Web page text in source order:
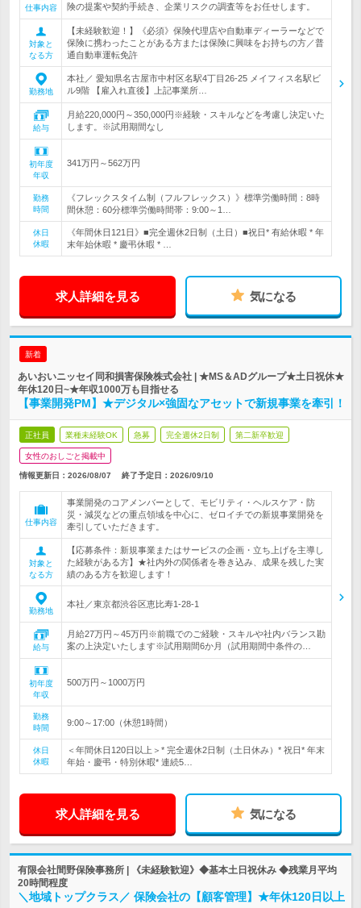
仕事内容
険の提案や契約手続き、企業リスクの調査等をお任せします。
対象と
なる方
【未経験歓迎！】《必須》保険代理店や自動車ディーラーなどで
保険に携わったことがある方または保険に興味をお持ちの方／普
通自動車運転免許
勤務地
本社／ 愛知県名古屋市中村区名駅4丁目26-25 メイフィス名駅ビ
ル9階 【雇入れ直後】上記事業所…
給与
月給220,000円～350,000円※経験・スキルなどを考慮し決定いた
します。※試用期間なし
初年度
年収
341万円～562万円
勤務
時間
《フレックスタイム制（フルフレックス）》標準労働時間：8時
間休憩：60分標準労働時間帯：9:00～1…
休日
休暇
《年間休日121日》■完全週休2日制（土日）■祝日* 有給休暇 * 年
末年始休暇 * 慶弔休暇 * …
求人詳細を見る 気になる
新着
あいおいニッセイ同和損害保険株式会社 | ★MS＆ADグループ★土日祝休★
年休120日~★年収1000万も目指せる
【事業開発PM】★デジタル×強固なアセットで新規事業を牽引！
正社員 業種未経験OK 急募 完全週休2日制 第二新卒歓迎
女性のおしごと掲載中
情報更新日：2026/08/07 終了予定日： 2026/09/10
仕事内容
事業開発のコアメンバーとして、モビリティ・ヘルスケア・防
災・減災などの重点領域を中心に、ゼロイチでの新規事業開発を
牽引していただきます。
対象と
なる方
【応募条件：新規事業またはサービスの企画・立ち上げを主導し
た経験がある方】★社内外の関係者を巻き込み、成果を残した実
績のある方を歓迎します！
勤務地
本社／東京都渋谷区恵比寿1-28-1
給与
月給27万円～45万円※前職でのご経験・スキルや社内バランス勘
案の上決定いたします※試用期間6か月（試用期間中条件の…
初年度
年収
500万円～1000万円
勤務
時間
9:00～17:00（休憩1時間）
休日
休暇
＜年間休日120日以上＞* 完全週休2日制（土日休み）* 祝日* 年末
年始・慶弔・特別休暇* 連続5…
求人詳細を見る 気になる
有限会社間野保険事務所 | 《未経験歓迎》◆基本土日祝休み ◆残業月平均
20時間程度
＼地域トップクラス／ 保険会社の【顧客管理】★年休120日以上